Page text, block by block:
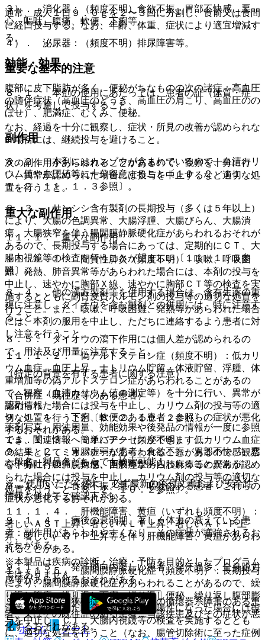
３）． 消化器：（頻度不明）食欲不振、胃部不快感、悪
心、嘔吐、腹痛、軟便、下痢等。
４）． 泌尿器：（頻度不明）排尿障害等。
重要な基本的注意
８．１． 本剤の使用にあたっては、患者の証（体質・症
状）を考慮して投与すること。
なお、経過を十分に観察し、症状・所見の改善が認められな
い場合には、継続投与を避けること。
８．２． 本剤にはカンゾウが含まれているので、血清カリ
ウム値や血圧値等に十分留意すること〔１０．２、１１．
１．２、１１．１．３参照〕。
８．３． サンシシ含有製剤の長期投与（多くは５年以上）
により、大腸の色調異常、大腸浮腫、大腸びらん、大腸潰
瘍、大腸狭窄を伴う腸間膜静脈硬化症があらわれるおそれが
あるので、長期投与する場合にあっては、定期的にＣＴ、大
腸内視鏡等の検査を行うことが望ましい〔１１．１．５参
照〕。
８．４． 他の漢方製剤等を併用する場合は、含有生薬の重
複に注意し、ダイオウを含む製剤との併用には、特に注意す
ること。
８．５． ダイオウの瀉下作用には個人差が認められるの
で、用法及び用量に注意すること。
（特定の背景を有する患者に関する注意）
（合併症・既往歴等のある患者）
９．１．１． 下痢、軟便のある患者：これらの症状が悪化
するおそれがある。
９．１．２． 胃腸虚弱な患者：食欲不振、胃部不快感、悪
心、嘔吐、腹痛、軟便、下痢等があらわれることがある。
９．１．３． 食欲不振、悪心、嘔吐のある患者：これらの
症状が悪化するおそれがある。
９．１．４． 病後の衰弱期、著しく体力の衰えている患
者：副作用があらわれやすくなり、その症状が増強されるお
それがある。
９．１．５． 発汗傾向の著しい患者：発汗過多、全身脱力
感等があらわれるおそれがある。
９．１．６． 狭心症、心筋梗塞等の循環器系障害のある患
者、又はその既往歴のある患者：当該疾患及びその症状が悪
化するおそれがある。
通常、成人１日９．０ｇを２〜３回に分割し、食前又は食間
に経口投与する。なお、年齢、体重、症状により適宜増減す
る。
効能・効果
腹部に皮下脂肪が多く、便秘がちなものの次の諸症：高血圧
の随伴症状（高血圧のどうき、高血圧の肩こり、高血圧のの
ぼせ）、肥満症、むくみ、便秘。
副作用
次の副作用があらわれることがあるので、観察を十分に行
い、異常が認められた場合には投与を中止するなど適切な処
置を行うこと。
重大な副作用
１１．１． 重大な副作用
１１．１．１． 間質性肺炎（頻度不明）：咳嗽、呼吸困
難、発熱、肺音異常等があらわれた場合には、本剤の投与を
中止し、速やかに胸部Ｘ線、速やかに胸部ＣＴ等の検査を実
施するとともに副腎皮質ホルモン剤の投与等の適切な処置を
行うこと。また、咳嗽、呼吸困難、発熱等があらわれた場合
には、本剤の服用を中止し、ただちに連絡するよう患者に対
し注意を行うこと。
１１．１．２． 偽アルドステロン症（頻度不明）：低カリ
ウム血症、血圧上昇、ナトリウム貯留・体液貯留、浮腫、体
重増加等の偽アルドステロン症があらわれることがあるの
で、観察（血清カリウム値の測定等）を十分に行い、異常が
認められた場合には投与を中止し、カリウム剤の投与等の適
切な処置を行うこと〔８．２、１０．２参照〕。
１１．１．３． ミオパチー（頻度不明）：低カリウム血症
の結果としてミオパチーがあらわれることがあるので、観察
を十分に行い、脱力感、四肢痙攣・四肢麻痺等の異常が認め
られた場合には投与を中止し、カリウム剤の投与等の適切な
処置を行うこと〔８．２、１０．２参照〕。
１１．１．４． 肝機能障害、黄疸（いずれも頻度不明）：
著しいＡＳＴ上昇、著しいＡＬＴ上昇、著しいＡｌ−Ｐ上
昇、著しいγ−ＧＴＰ上昇等を伴う肝機能障害、黄疸があらわ
れることがある。
１１．１．５． 腸間膜静脈硬化症（頻度不明）：長期投与
により、腸間膜静脈硬化症があらわれることがあるので、繰
り返し腹痛、繰り返し下痢、繰り返し便秘、繰り返し腹部膨
満等があらわれた場合、又は便潜血陽性になった場合には投
与を中止し、ＣＴ、大腸内視鏡等の検査を実施するととも
に、適切な処置を行うこと（なお、腸管切除術に至った症例
薬剤情報
薬剤写真、用法用量、効能効果や後発品の情報が一度に参照
でき、関連情報へ簡単にアクセスができます。
一般名、製品名どちらでも検索可能！
※ ご使用いただく際に、必ず最新の添付文書および安全性
情報も併せてご確認下さい。
※本製品は疾病の診断・治療・予防を目的としたプログラム
ではありません。
ホーム
ノート